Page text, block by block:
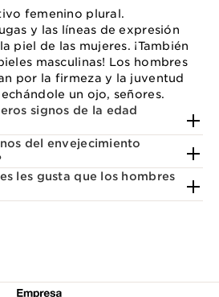
femenino plural.
y las líneas de expresión
piel de las mujeres. ¡También
masculinas! Los hombres
por la firmeza y la juventud
un ojo, señores.
signos de la edad
del envejecimiento
les gusta que los hombres